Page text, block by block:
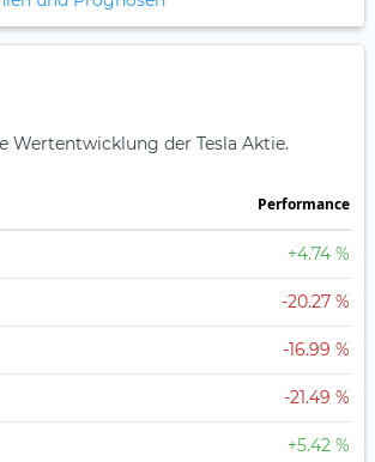
Wertentwicklung der Tesla Aktie.
Perfor­mance
+4.74 %
-20.27 %
-16.99 %
-21.49 %
+5.42 %